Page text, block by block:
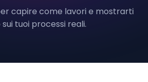
capire come lavori e mostrarti
sui tuoi processi reali.